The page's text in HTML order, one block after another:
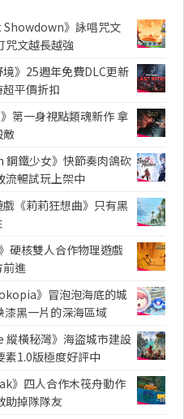
Showdown》詠唱咒文
咒文越長越強
境》25週年免費DLC更新
平價折扣
第一身視點類魂新作 拿
敵
鋼鐵少女》快節奏肉鴿砍
流暢試玩上架中
戲《莉莉狂想曲》只有黑
硬核雙人合作物理遊戲
前進
》冒泡泡海底的城
漆黑一片的深海區域
縱橫秘灣》海盜城市建設
素1.0版極度好評中
》四人合作木筏舟動作
助掉隊隊友